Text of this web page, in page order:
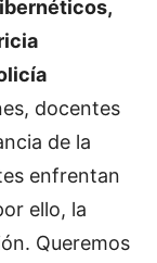
docentes
de la
enfrentan
ello, la
Queremos